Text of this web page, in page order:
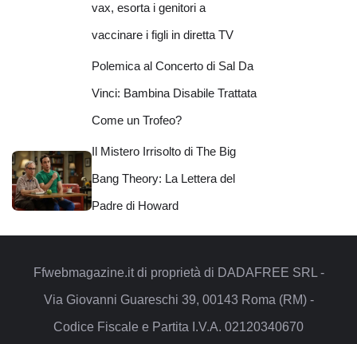
vax, esorta i genitori a
vaccinare i figli in diretta TV
Polemica al Concerto di Sal Da
Vinci: Bambina Disabile Trattata
Come un Trofeo?
Il Mistero Irrisolto di The Big
Bang Theory: La Lettera del
Padre di Howard
Ffwebmagazine.it di proprietà di DADAFREE SRL -
Via Giovanni Guareschi 39, 00143 Roma (RM) -
Codice Fiscale e Partita I.V.A. 02120340670